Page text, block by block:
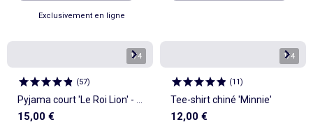
Exclusivement en ligne
1/4
(57)
Pyjama court 'Le Roi Lion' - 2
pièces
15,00 €
1/4
(11)
Tee-shirt chiné 'Minnie'
12,00 €